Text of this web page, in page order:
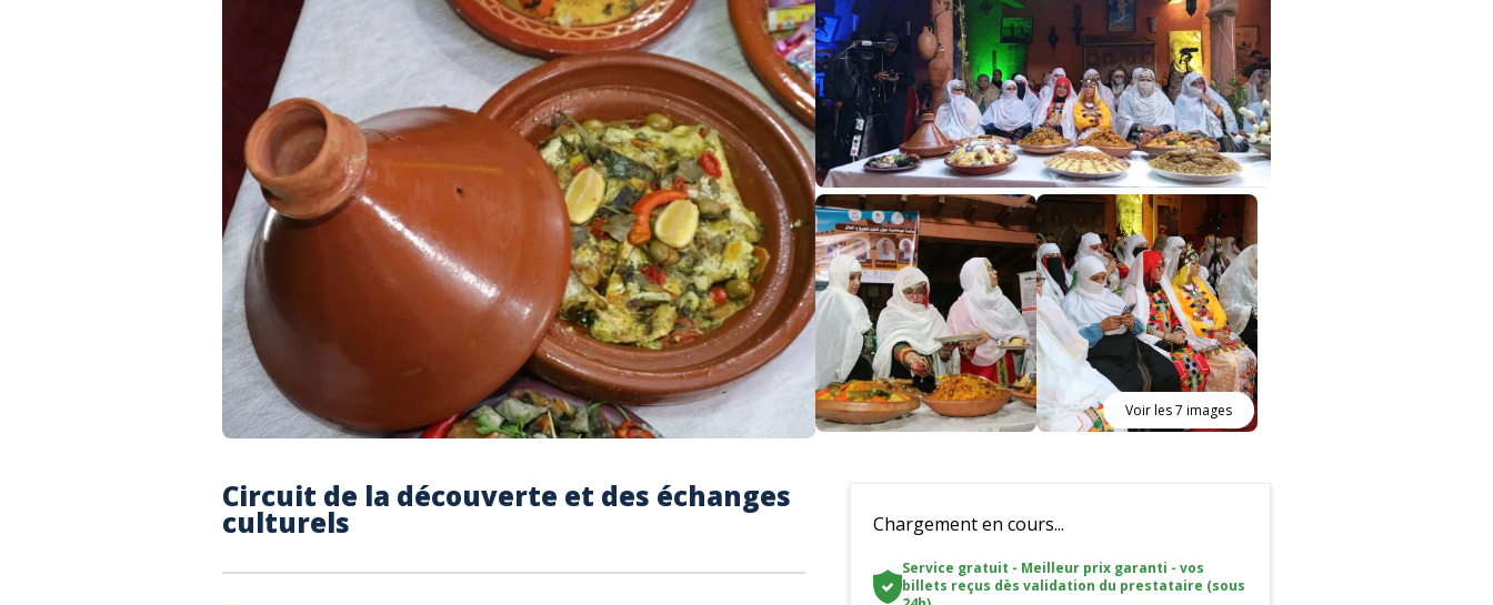
Voir les 7 images
Circuit de la découverte et des échanges
culturels Chargement en cours...
Service gratuit - Meilleur prix garanti - vos
billets reçus dès validation du prestataire (sous